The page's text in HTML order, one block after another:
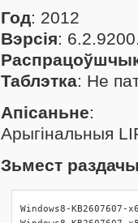
Год: 2012
Вэрсія:
Таблэтка: Не
Апісаньне:
Арыгінальныя
Зьмест
Windows8-